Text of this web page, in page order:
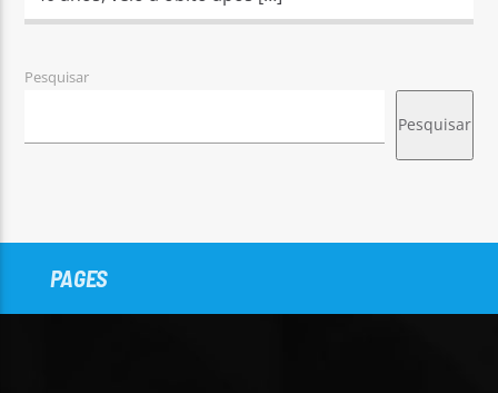
Pesquisar
Pesquisar
PAGES